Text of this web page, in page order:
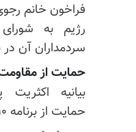
فراخون خانم
رژیم به
سردمداران آن در
حمایت از
بیانیه اکثریت
حمایت از برنامه ۱۰ماده‌یی خانم مریم رجوی